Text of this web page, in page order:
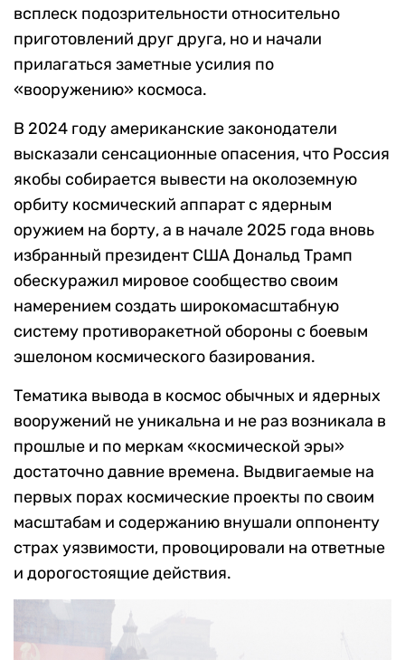
всплеск подозрительности относительно
приготовлений друг друга, но и начали
прилагаться заметные усилия по
«вооружению» космоса.
В 2024 году американские законодатели
высказали сенсационные опасения, что Россия
якобы собирается вывести на околоземную
орбиту космический аппарат с ядерным
оружием на борту, а в начале 2025 года вновь
избранный президент США Дональд Трамп
обескуражил мировое сообщество своим
намерением создать широкомасштабную
систему противоракетной обороны с боевым
эшелоном космического базирования.
Тематика вывода в космос обычных и ядерных
вооружений не уникальна и не раз возникала в
прошлые и по меркам «космической эры»
достаточно давние времена. Выдвигаемые на
первых порах космические проекты по своим
масштабам и содержанию внушали оппоненту
страх уязвимости, провоцировали на ответные
и дорогостоящие действия.